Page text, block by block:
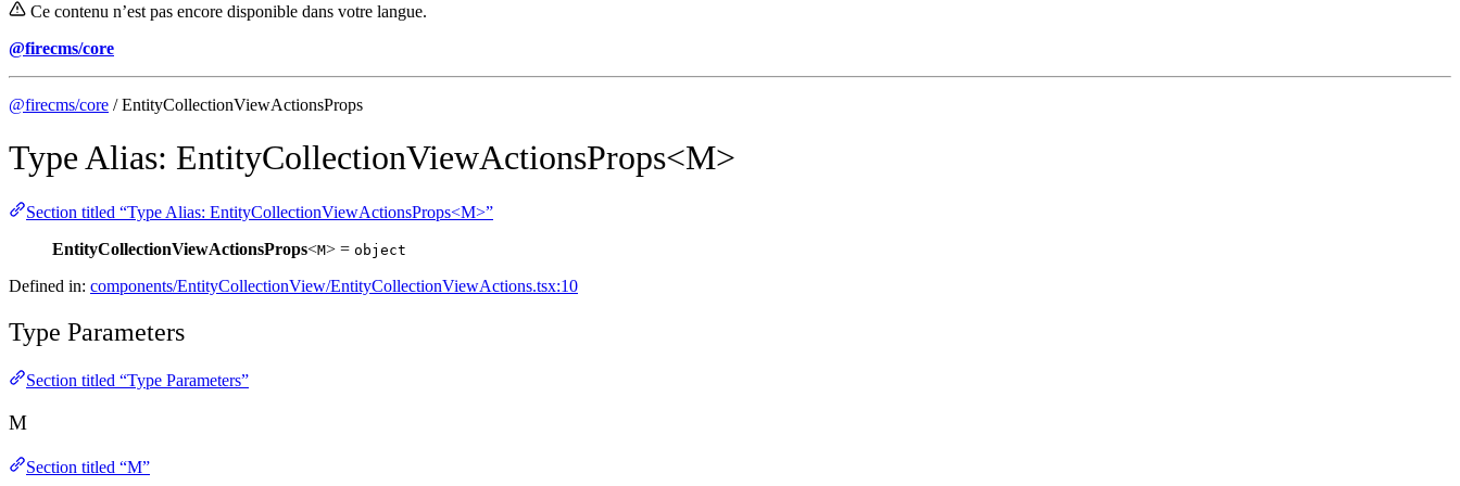
Ce contenu n’est pas encore disponible dans votre langue.
@firecms/core
@firecms/core / EntityCollectionViewActionsProps
Type Alias: EntityCollectionViewActionsProps<M>
Section titled “Type Alias: EntityCollectionViewActionsProps<M>”
EntityCollectionViewActionsProps<M> = object
Defined in: components/EntityCollectionView/EntityCollectionViewActions.tsx:10
Type Parameters
Section titled “Type Parameters”
M
Section titled “M”